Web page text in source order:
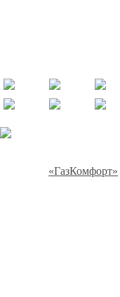
«ГазКомфорт»